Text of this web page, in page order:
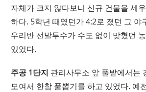
자체가 크지 않다보니 신규 건물을 세
하다. 5학년 때였던가 4:2로 졌던 그 야
우리반 선발투수가 수도 없이 맞혔던
있었다.
주공 1단지 관리사무소 앞 풀밭에서는
모여서 한참 풀뽑기를 하고 있었다. 예